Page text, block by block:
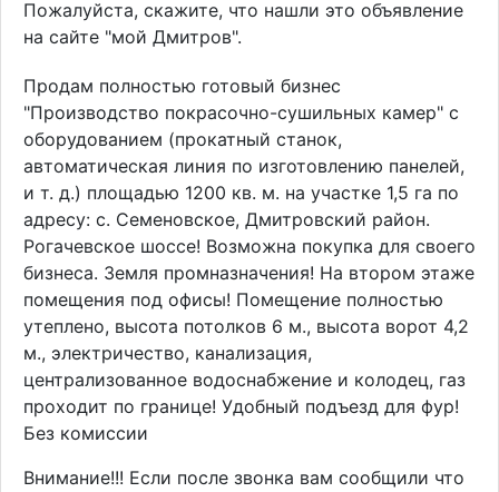
Пожалуйста, скажите, что нашли это объявление
на сайте "мой Дмитров".
Продам полностью готовый бизнес
"Производство покрасочно-сушильных камер" с
оборудованием (прокатный станок,
автоматическая линия по изготовлению панелей,
и т. д.) площадью 1200 кв. м. на участке 1,5 га по
адресу: с. Семеновское, Дмитровский район.
Рогачевское шоссе! Возможна покупка для своего
бизнеса. Земля промназначения! На втором этаже
помещения под офисы! Помещение полностью
утеплено, высота потолков 6 м., высота ворот 4,2
м., электричество, канализация,
централизованное водоснабжение и колодец, газ
проходит по границе! Удобный подъезд для фур!
Без комиссии
Внимание!!! Если после звонка вам сообщили что